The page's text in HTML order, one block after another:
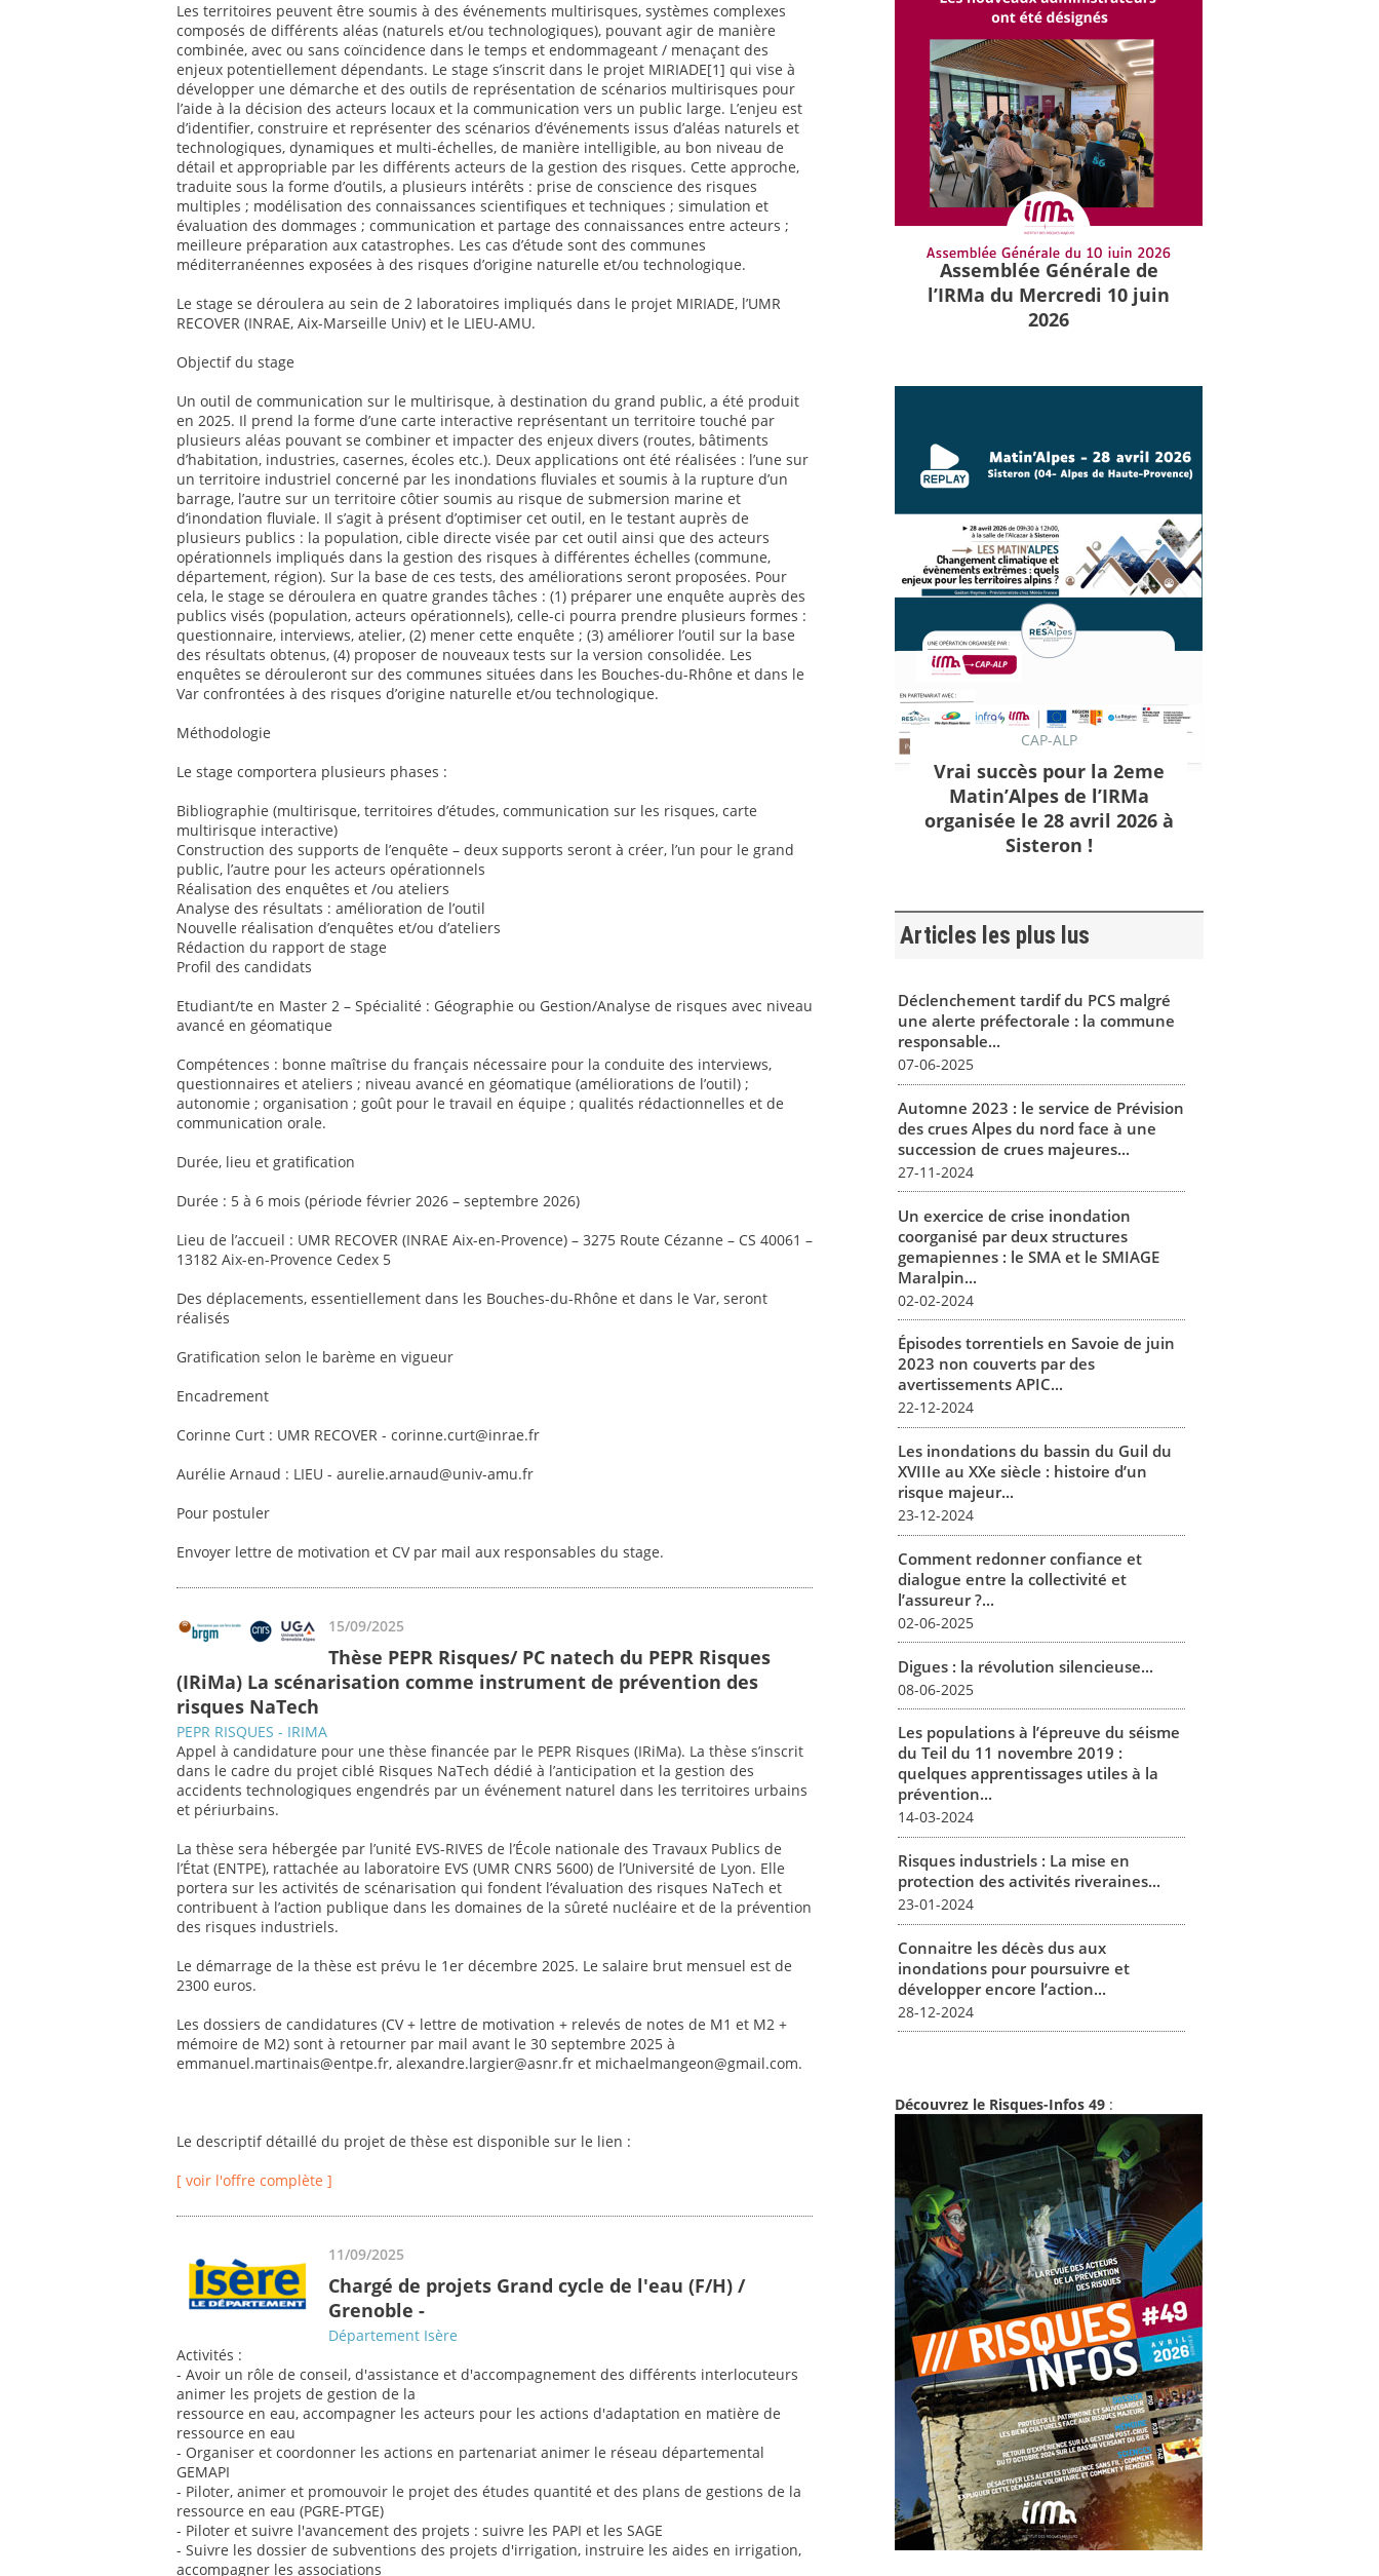
Les territoires peuvent être soumis à des événements multirisques, systèmes complexes
composés de différents aléas (naturels et/ou technologiques), pouvant agir de manière
combinée, avec ou sans coïncidence dans le temps et endommageant / menaçant des
enjeux potentiellement dépendants. Le stage s’inscrit dans le projet MIRIADE[1] qui vise à
développer une démarche et des outils de représentation de scénarios multirisques pour
l’aide à la décision des acteurs locaux et la communication vers un public large. L’enjeu est
d’identifier, construire et représenter des scénarios d’événements issus d’aléas naturels et
technologiques, dynamiques et multi-échelles, de manière intelligible, au bon niveau de
détail et appropriable par les différents acteurs de la gestion des risques. Cette approche,
traduite sous la forme d’outils, a plusieurs intérêts : prise de conscience des risques
multiples ; modélisation des connaissances scientifiques et techniques ; simulation et
évaluation des dommages ; communication et partage des connaissances entre acteurs ;
meilleure préparation aux catastrophes. Les cas d’étude sont des communes
méditerranéennes exposées à des risques d’origine naturelle et/ou technologique.
Le stage se déroulera au sein de 2 laboratoires impliqués dans le projet MIRIADE, l’UMR
RECOVER (INRAE, Aix-Marseille Univ) et le LIEU-AMU.
Objectif du stage
Un outil de communication sur le multirisque, à destination du grand public, a été produit
en 2025. Il prend la forme d’une carte interactive représentant un territoire touché par
plusieurs aléas pouvant se combiner et impacter des enjeux divers (routes, bâtiments
d’habitation, industries, casernes, écoles etc.). Deux applications ont été réalisées : l’une sur
un territoire industriel concerné par les inondations fluviales et soumis à la rupture d’un
barrage, l’autre sur un territoire côtier soumis au risque de submersion marine et
d’inondation fluviale. Il s’agit à présent d’optimiser cet outil, en le testant auprès de
plusieurs publics : la population, cible directe visée par cet outil ainsi que des acteurs
opérationnels impliqués dans la gestion des risques à différentes échelles (commune,
département, région). Sur la base de ces tests, des améliorations seront proposées. Pour
cela, le stage se déroulera en quatre grandes tâches : (1) préparer une enquête auprès des
publics visés (population, acteurs opérationnels), celle-ci pourra prendre plusieurs formes :
questionnaire, interviews, atelier, (2) mener cette enquête ; (3) améliorer l’outil sur la base
des résultats obtenus, (4) proposer de nouveaux tests sur la version consolidée. Les
enquêtes se dérouleront sur des communes situées dans les Bouches-du-Rhône et dans le
Var confrontées à des risques d’origine naturelle et/ou technologique.
Méthodologie
Le stage comportera plusieurs phases :
Bibliographie (multirisque, territoires d’études, communication sur les risques, carte
multirisque interactive)
Construction des supports de l’enquête – deux supports seront à créer, l’un pour le grand
public, l’autre pour les acteurs opérationnels
Réalisation des enquêtes et /ou ateliers
Analyse des résultats : amélioration de l’outil
Nouvelle réalisation d’enquêtes et/ou d’ateliers
Rédaction du rapport de stage
Profil des candidats
Etudiant/te en Master 2 – Spécialité : Géographie ou Gestion/Analyse de risques avec niveau
avancé en géomatique
Compétences : bonne maîtrise du français nécessaire pour la conduite des interviews,
questionnaires et ateliers ; niveau avancé en géomatique (améliorations de l’outil) ;
autonomie ; organisation ; goût pour le travail en équipe ; qualités rédactionnelles et de
communication orale.
Durée, lieu et gratification
Durée : 5 à 6 mois (période février 2026 – septembre 2026)
Lieu de l’accueil : UMR RECOVER (INRAE Aix-en-Provence) – 3275 Route Cézanne – CS 40061 –
13182 Aix-en-Provence Cedex 5
Des déplacements, essentiellement dans les Bouches-du-Rhône et dans le Var, seront
réalisés
Gratification selon le barème en vigueur
Encadrement
Corinne Curt : UMR RECOVER - corinne.curt@inrae.fr
Aurélie Arnaud : LIEU - aurelie.arnaud@univ-amu.fr
Pour postuler
Envoyer lettre de motivation et CV par mail aux responsables du stage.
15/09/2025
Thèse PEPR Risques/ PC natech du PEPR Risques
(IRiMa) La scénarisation comme instrument de prévention des
risques NaTech
PEPR RISQUES - IRIMA
Appel à candidature pour une thèse financée par le PEPR Risques (IRiMa). La thèse s’inscrit
dans le cadre du projet ciblé Risques NaTech dédié à l’anticipation et la gestion des
accidents technologiques engendrés par un événement naturel dans les territoires urbains
et périurbains.
La thèse sera hébergée par l’unité EVS-RIVES de l’École nationale des Travaux Publics de
l’État (ENTPE), rattachée au laboratoire EVS (UMR CNRS 5600) de l’Université de Lyon. Elle
portera sur les activités de scénarisation qui fondent l’évaluation des risques NaTech et
contribuent à l’action publique dans les domaines de la sûreté nucléaire et de la prévention
des risques industriels.
Le démarrage de la thèse est prévu le 1er décembre 2025. Le salaire brut mensuel est de
2300 euros.
Les dossiers de candidatures (CV + lettre de motivation + relevés de notes de M1 et M2 +
mémoire de M2) sont à retourner par mail avant le 30 septembre 2025 à
emmanuel.martinais@entpe.fr, alexandre.largier@asnr.fr et michaelmangeon@gmail.com.
Le descriptif détaillé du projet de thèse est disponible sur le lien :
[ voir l'offre complète ]
11/09/2025
Chargé de projets Grand cycle de l'eau (F/H) /
Grenoble -
Département Isère
Activités :
- Avoir un rôle de conseil, d'assistance et d'accompagnement des différents interlocuteurs
animer les projets de gestion de la
ressource en eau, accompagner les acteurs pour les actions d'adaptation en matière de
ressource en eau
- Organiser et coordonner les actions en partenariat animer le réseau départemental
GEMAPI
- Piloter, animer et promouvoir le projet des études quantité et des plans de gestions de la
ressource en eau (PGRE-PTGE)
- Piloter et suivre l'avancement des projets : suivre les PAPI et les SAGE
- Suivre les dossier de subventions des projets d'irrigation, instruire les aides en irrigation,
accompagner les associations
Assemblée Générale de
l’IRMa du Mercredi 10 juin
2026
CAP-ALP
Vrai succès pour la 2eme
Matin’Alpes de l’IRMa
organisée le 28 avril 2026 à
Sisteron !
Articles les plus lus
Déclenchement tardif du PCS malgré
une alerte préfectorale : la commune
responsable...
07-06-2025
Automne 2023 : le service de Prévision
des crues Alpes du nord face à une
succession de crues majeures...
27-11-2024
Un exercice de crise inondation
coorganisé par deux structures
gemapiennes : le SMA et le SMIAGE
Maralpin...
02-02-2024
Épisodes torrentiels en Savoie de juin
2023 non couverts par des
avertissements APIC...
22-12-2024
Les inondations du bassin du Guil du
XVIIIe au XXe siècle : histoire d’un
risque majeur...
23-12-2024
Comment redonner confiance et
dialogue entre la collectivité et
l’assureur ?...
02-06-2025
Digues : la révolution silencieuse...
08-06-2025
Les populations à l’épreuve du séisme
du Teil du 11 novembre 2019 :
quelques apprentissages utiles à la
prévention...
14-03-2024
Risques industriels : La mise en
protection des activités riveraines...
23-01-2024
Connaitre les décès dus aux
inondations pour poursuivre et
développer encore l’action...
28-12-2024
Découvrez le Risques-Infos 49 :